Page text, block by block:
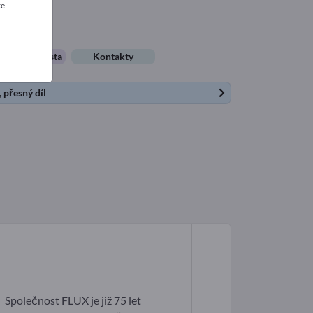
pracovní místa Kontakty
přesný díl
Společnost FLUX je již 75 let